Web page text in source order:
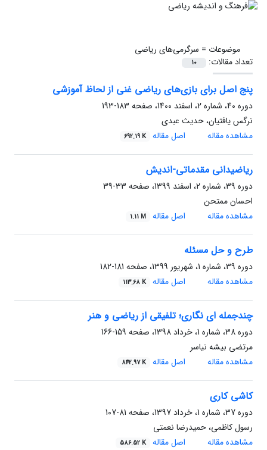
موضوعات = سرگرمی‌های ریاضی
تعداد مقالات:
10
پنج اصل برای بازی‌های ریاضی غنی از لحاظ آموزشی
دوره 40، شماره 2، اسفند 1400، صفحه
183-193
نرگس یافتیان، حدیث عبدی
مشاهده مقاله
اصل مقاله 692.19 K
ریاضیدانی مقدماتی-اندیش
دوره 39، شماره 2، اسفند 1399، صفحه
33-39
احسان ممتحن
مشاهده مقاله
اصل مقاله 1.11 M
طرح و حل مسئله
دوره 39، شماره 1، شهریور 1399، صفحه
181-182
مشاهده مقاله
اصل مقاله 113.68 K
چندجمله ای نگاری؛ تلفیقی از ریاضی و هنر
دوره 38، شماره 1، خرداد 1398، صفحه
159-166
مرتضی بیشه‌ نیاسر
مشاهده مقاله
اصل مقاله 842.97 K
کاشی کاری
دوره 37، شماره 1، خرداد 1397، صفحه
81-107
رسول کاظمی، حمیدرضا نعمتی
مشاهده مقاله
اصل مقاله 586.52 K